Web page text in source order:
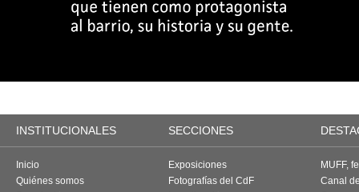
INSTITUCIONALES SECCIONES
Inicio
Quiénes somos
Exposiciones
Fotografías del CdF
MUFF,
Canal